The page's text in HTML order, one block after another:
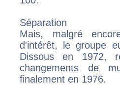
Séparation
Mais, malgré
d'intérêt, le groupe
Dissous en 1972,
changements de
finalement en 1976.